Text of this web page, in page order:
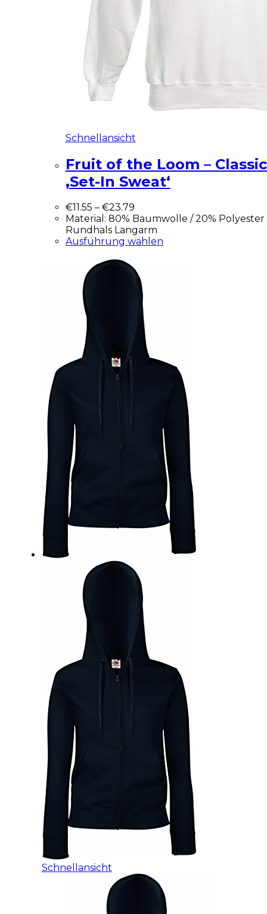
Schnellansicht
Fruit of the Loom –
‚Set-In Sweat‘
€11.55 – €23.79
Material: 80% Baumwolle / 20%
Rundhals Langarm
Ausführung wählen
Schnellansicht